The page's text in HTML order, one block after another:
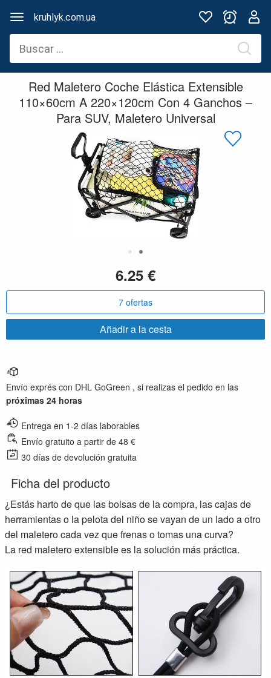
kruhlyk.com.ua
6.25 €
7 ofertas
Añadir a la cesta
Red Maletero Coche Elástica Extensible
110×60cm A 220×120cm Con 4 Ganchos –
Para SUV, Maletero Universal
Envío exprés con DHL GoGreen , si realizas el pedido en las
próximas 24 horas
Entrega en 1-2 días laborables
Envío gratuito a partir de 48 €
30 días de devolución gratuita
Ficha del producto
¿Estás harto de que las bolsas de la compra, las cajas de
herramientas o la pelota del niño se vayan de un lado a otro
del maletero cada vez que frenas o tomas una curva?
La red maletero extensible es la solución más práctica.